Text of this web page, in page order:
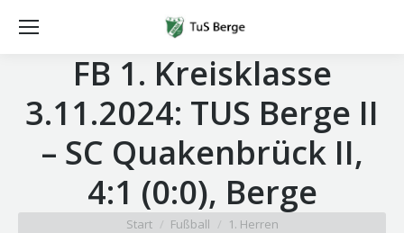
FB 1. Kreisklasse
3.11.2024: TUS Berge II
– SC Quakenbrück II,
4:1 (0:0), Berge
Sie befinden sich hier:
Start Fußball
1. Herren